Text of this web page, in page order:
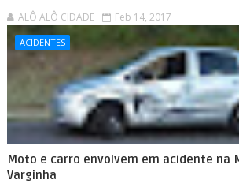
ALÔ ALÔ CIDADE Feb 14, 2017
ACIDENTES
Moto e carro envolvem em acidente na
Varginha